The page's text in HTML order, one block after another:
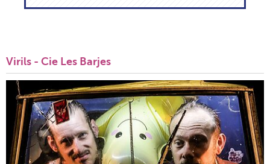
Virils - Cie Les Barjes